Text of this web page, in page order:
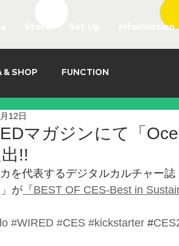
Information
& SHOP FUNCTION
マガジンにて「
!!
12日
を代表するデジタルカルチャー
が 『BEST OF CES-Best in
#WIRED #CES #kickstarter #